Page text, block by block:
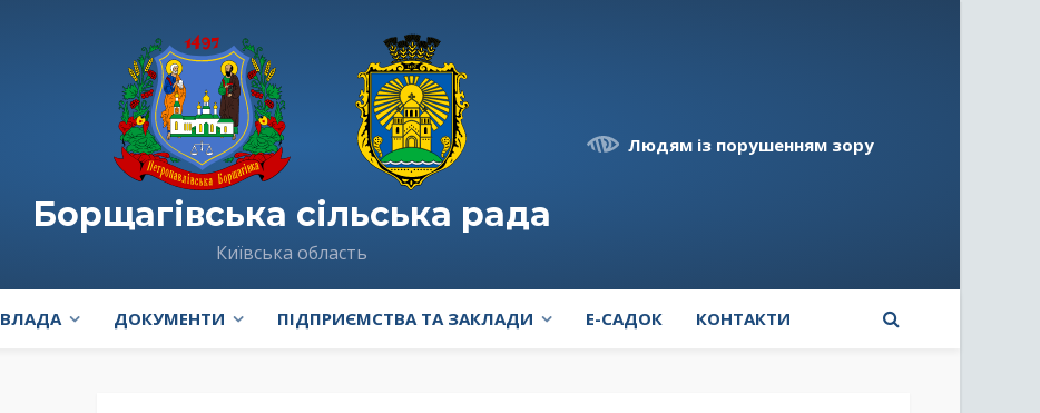
Борщагівська сільська рада
Київська область
Людям із порушенням зору
ВЛАДА ДОКУМЕНТИ ПІДПРИЄМСТВА ТА ЗАКЛАДИ E-САДОК КОНТАКТИ